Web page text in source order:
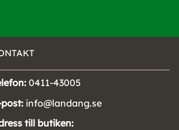
0411-43005
post: info@landang.se
till butiken: